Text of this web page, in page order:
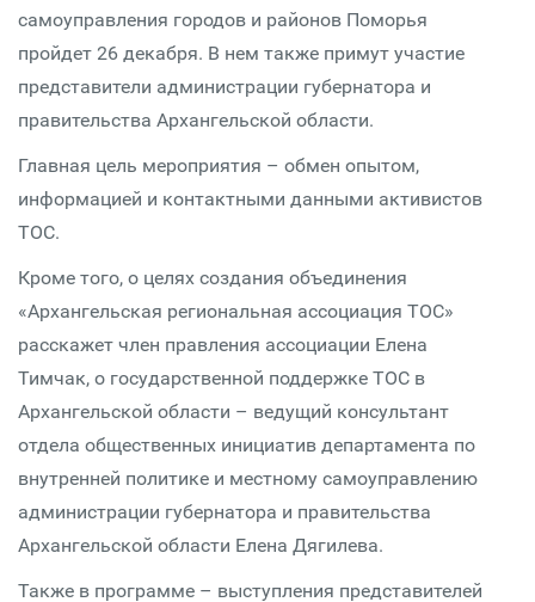
самоуправления городов и районов Поморья
пройдет 26 декабря. В нем также примут участие
представители администрации губернатора и
правительства Архангельской области.
Главная цель мероприятия – обмен опытом,
информацией и контактными данными активистов
ТОС.
Кроме того, о целях создания объединения
«Архангельская региональная ассоциация ТОС»
расскажет член правления ассоциации Елена
Тимчак, о государственной поддержке ТОС в
Архангельской области – ведущий консультант
отдела общественных инициатив департамента по
внутренней политике и местному самоуправлению
администрации губернатора и правительства
Архангельской области Елена Дягилева.
Также в программе – выступления представителей